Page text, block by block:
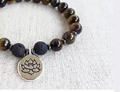
ПРИ
ДЛЯ ОВНА